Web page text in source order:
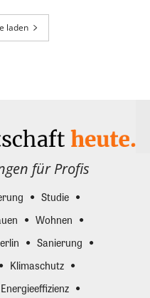
laden
für Profis
Studie
Wohnen
Sanierung
Klimaschutz
Energieeffizienz